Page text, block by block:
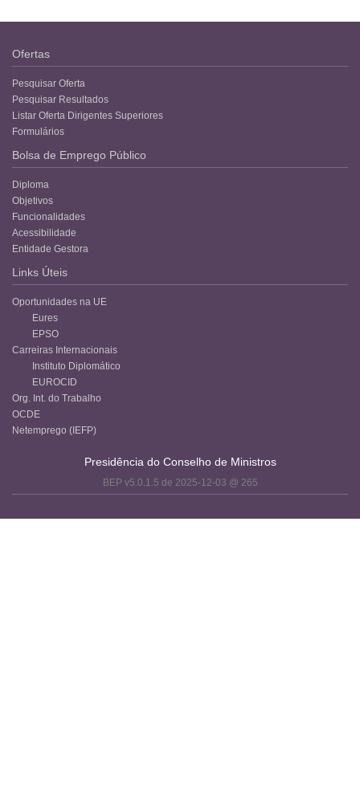
Ofertas
Pesquisar Oferta
Pesquisar Resultados
Listar Oferta Dirigentes Superiores
Formulários
Bolsa de Emprego Público
Diploma
Objetivos
Funcionalidades
Acessibilidade
Entidade Gestora
Links Úteis
Oportunidades na UE
Eures
EPSO
Carreiras Internacionais
Instituto Diplomático
EUROCID
Org. Int. do Trabalho
OCDE
Netemprego (IEFP)
Presidência do Conselho de Ministros
BEP v5.0.1.5 de 2025-12-03 @ 265